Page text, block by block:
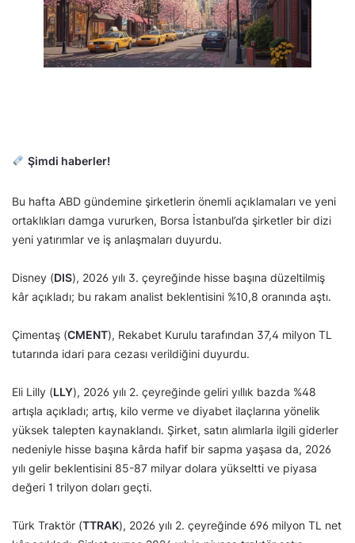
Şimdi haberler!
Bu hafta ABD gündemine şirketlerin önemli açıklamaları ve yeni
ortaklıkları damga vururken, Borsa İstanbul’da şirketler bir dizi
yeni yatırımlar ve iş anlaşmaları duyurdu.
Disney (DIS), 2026 yılı 3. çeyreğinde hisse başına düzeltilmiş
kâr açıkladı; bu rakam analist beklentisini %10,8 oranında aştı.
Çimentaş (CMENT), Rekabet Kurulu tarafından 37,4 milyon TL
tutarında idari para cezası verildiğini duyurdu.
Eli Lilly (LLY), 2026 yılı 2. çeyreğinde geliri yıllık bazda %48
artışla açıkladı; artış, kilo verme ve diyabet ilaçlarına yönelik
yüksek talepten kaynaklandı. Şirket, satın alımlarla ilgili giderler
nedeniyle hisse başına kârda hafif bir sapma yaşasa da, 2026
yılı gelir beklentisini 85-87 milyar dolara yükseltti ve piyasa
değeri 1 trilyon doları geçti.
Türk Traktör (TTRAK), 2026 yılı 2. çeyreğinde 696 milyon TL net